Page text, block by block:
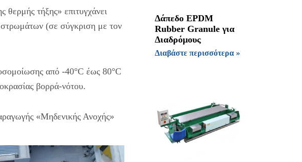
θερμής τήξης» επιτυγχάνει
(σε σύγκριση με τον
από -40°C έως 80°C
βορρά-νότου.
«Μηδενικής Ανοχής»
Δάπεδο EPDM
Rubber Granule για
Διαδρόμους
Διαβάστε περισσότερα »